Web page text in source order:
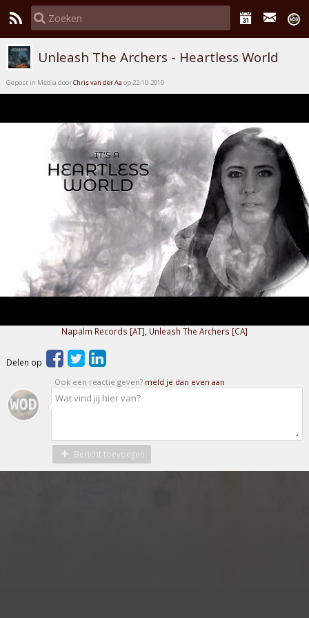
Unleash The Archers - Heartless World
Gepost in Media doorChris van der Aa op 22-10-2019
Napalm Records [AT] Unleash The Archers [CA]
Delen op
Ook een reactie geven? meld je dan even aan
Bericht toevoegen